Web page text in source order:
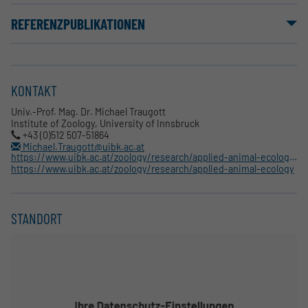
REFERENZPUBLIKATIONEN
KONTAKT
Univ.-Prof. Mag. Dr. Michael Traugott
Institute of Zoology, University of Innsbruck
+43 (0)512 507-51864
Michael.Traugott@uibk.ac.at
https://www.uibk.ac.at/zoology/research/applied-animal-ecology/staff/members/traugott.html.en
https://www.uibk.ac.at/zoology/research/applied-animal-ecology
STANDORT